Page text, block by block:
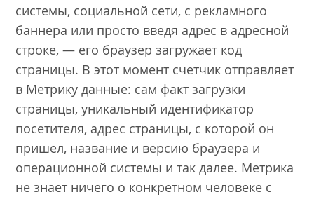
системы, социальной сети, с рекламного
баннера или просто введя адрес в адресной
строке, — его браузер загружает код
страницы. В этот момент счетчик отправляет
в Метрику данные: сам факт загрузки
страницы, уникальный идентификатор
посетителя, адрес страницы, с которой он
пришел, название и версию браузера и
операционной системы и так далее. Метрика
не знает ничего о конкретном человеке с